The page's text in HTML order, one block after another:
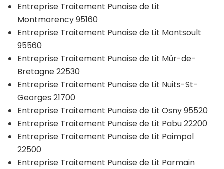
Entreprise Traitement Punaise de Lit
Montmorency 95160
Entreprise Traitement Punaise de Lit Montsoult
95560
Entreprise Traitement Punaise de Lit Mûr-de-
Bretagne 22530
Entreprise Traitement Punaise de Lit Nuits-St-
Georges 21700
Entreprise Traitement Punaise de Lit Osny 95520
Entreprise Traitement Punaise de Lit Pabu 22200
Entreprise Traitement Punaise de Lit Paimpol
22500
Entreprise Traitement Punaise de Lit Parmain